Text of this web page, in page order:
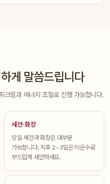
게 말씀드립니다
크림과 에너지 조절로 진행 가능합니다.
세안·화장
당일 세안과 화장은 대부분
가능합니다. 직후 2~3일은 미온수로
부드럽게 세안하세요.